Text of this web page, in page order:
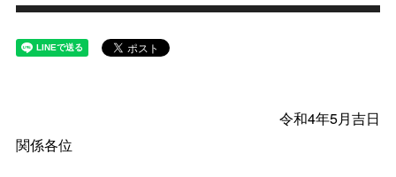
令和4年5月吉日
関係各位